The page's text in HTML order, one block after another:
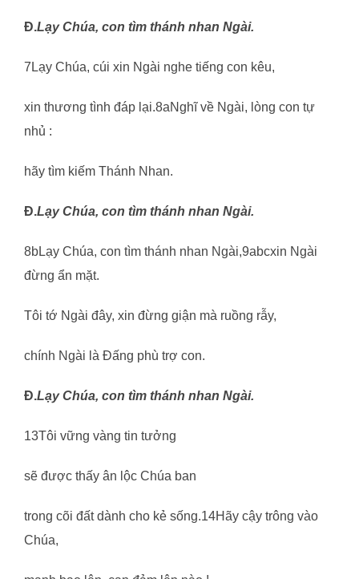
Đ.Lạy Chúa, con tìm thánh nhan Ngài.
7Lạy Chúa, cúi xin Ngài nghe tiếng con kêu,
xin thương tình đáp lại.8aNghĩ về Ngài, lòng con tự
nhủ :
hãy tìm kiếm Thánh Nhan.
Đ.Lạy Chúa, con tìm thánh nhan Ngài.
8bLạy Chúa, con tìm thánh nhan Ngài,9abcxin Ngài
đừng ẩn mặt.
Tôi tớ Ngài đây, xin đừng giận mà ruồng rẫy,
chính Ngài là Đấng phù trợ con.
Đ.Lạy Chúa, con tìm thánh nhan Ngài.
13Tôi vững vàng tin tưởng
sẽ được thấy ân lộc Chúa ban
trong cõi đất dành cho kẻ sống.14Hãy cậy trông vào
Chúa,